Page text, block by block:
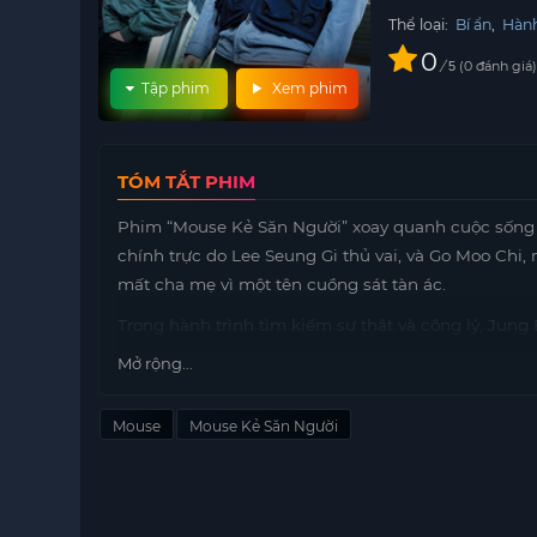
Xem phim
Tập phim
Thể loại: Bí ẩn,
0 / 5 0 đánh giá
TÓM TẮT PHIM
Phim “Mouse Kẻ Săn Người” xoay quanh cuộc
chính trực do Lee Seung Gi thủ vai, và Go Moo
mất cha mẹ vì một tên cuồng sát tàn ác.
nghiệt. Đặc biệt, họ phải đối đầu với “Kẻ săn mồi”,
Câu chuyện không chỉ là cuộc chiến giữa cái
Mở rộng...
Mouse Mouse Kẻ Săn Người